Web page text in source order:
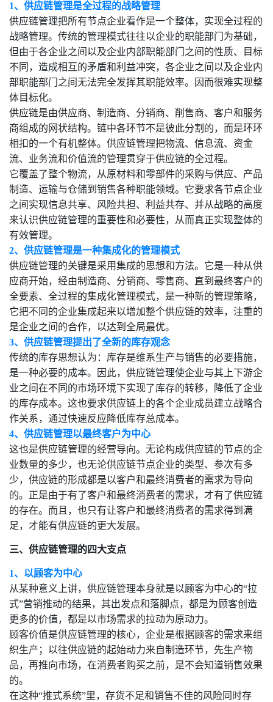
1、供应链管理是全过程的战略管理
供应链管理把所有节点企业看作是一个整体，实现全过程的
战略管理。传统的管理模式往往以企业的职能部门为基础，
但由于各企业之间以及企业内部职能部门之间的性质、目标
不同，造成相互的矛盾和利益冲突，各企业之间以及企业内
部职能部门之间无法完全发挥其职能效率。因而很难实现整
体目标化。
供应链是由供应商、制造商、分销商、削售商、客户和服务
商组成的网状结构。链中各环节不是彼此分割的，而是环环
相扣的一个有机整体。供应链管理把物流、信息流、资金
流、业务流和价值流的管理贯穿于供应链的全过程。
它覆盖了整个物流，从原材料和零部件的采购与供应、产品
制造、运输与仓储到销售各种职能领域。它要求各节点企业
之间实现信息共享、风险共担、利益共存、并从战略的高度
来认识供应链管理的重要性和必要性，从而真正实现整体的
有效管理。
2、供应链管理是一种集成化的管理模式
供应链管理的关键是采用集成的思想和方法。它是一种从供
应商开始，经由制造商、分销商、零售商、直到最终客户的
全要素、全过程的集成化管理模式，是一种新的管理策略，
它把不同的企业集成起来以增加整个供应链的效率，注重的
是企业之间的合作，以达到全局最优。
3、供应链管理提出了全新的库存观念
传统的库存思想认为：库存是维系生产与销售的必要措施，
是一种必要的成本。因此，供应链管理使企业与其上下游企
业之间在不同的市场环境下实现了库存的转移，降低了企业
的库存成本。这也要求供应链上的各个企业成员建立战略合
作关系，通过快速反应降低库存总成本。
4、供应链管理以最终客户为中心
这也是供应链管理的经营导向。无论构成供应链的节点的企
业数量的多少，也无论供应链节点企业的类型、参次有多
少，供应链的形成都是以客户和最终消费者的需求为导向
的。正是由于有了客户和最终消费者的需求，才有了供应链
的存在。而且，也只有让客户和最终消费者的需求得到满
足，才能有供应链的更大发展。
三、 供应链管理的四大支点
1、以顾客为中心
从某种意义上讲，供应链管理本身就是以顾客为中心的“拉
式”营销推动的结果，其出发点和落脚点，都是为顾客创造
更多的价值，都是以市场需求的拉动为原动力。
顾客价值是供应链管理的核心，企业是根据顾客的需求来组
织生产；以往供应链的起始动力来自制造环节，先生产物
品，再推向市场，在消费者购买之前，是不会知道销售效果
的。
在这种“推式系统”里，存货不足和销售不佳的风险同时存